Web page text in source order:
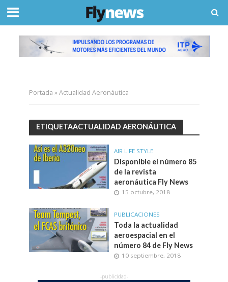
Portada »Actualidad Aeronáutica
ETIQUETAACTUALIDAD AERONÁUTICA
AIR LIFE STYLE
Disponible el número 85
de la revista
aeronáutica Fly News
15 octubre, 2018
PUBLICACIONES
Toda la actualidad
aeroespacial en el
número 84 de Fly News
10 septiembre, 2018